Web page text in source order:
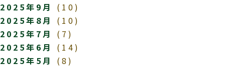
2025年9月
(10)
2025年8月
(10)
2025年7月
(7)
2025年6月
(14)
2025年5月
(8)